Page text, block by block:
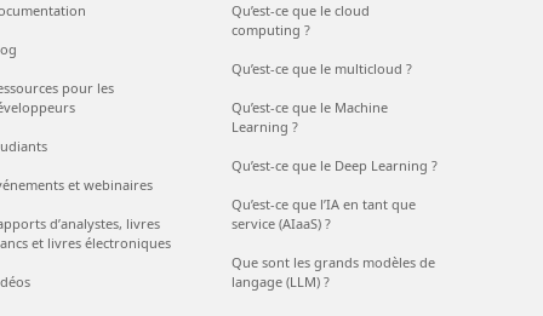
pour les
et webinaires
d’analystes, livres
et livres électroniques
Qu’est-ce que le cloud
computing ?
Qu’est-ce que le multicloud ?
Qu’est-ce que le Machine
Learning ?
Qu’est-ce que le Deep Learning ?
Qu’est-ce que l’IA en tant que
service (AIaaS) ?
Que sont les grands modèles de
langage (LLM) ?